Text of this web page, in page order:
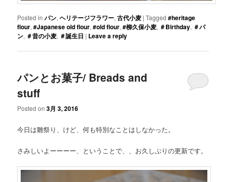
Posted in パン,ヘリテージフラワー,古代小麦 |Tagged #heritage
flour,#Japanese old flour,#old flour,#柳久保小麦, ＃Birthday, ＃パ
ン, ＃昔の小麦, ＃誕生日 | Leave a reply
パンとお菓子/ Breads and
stuff
Posted on3月 3, 2016
今日は雛祭り、けど、何も特別なことはしなかった。
さみしいよーーーー、ということで、、お久しぶりの更新です。